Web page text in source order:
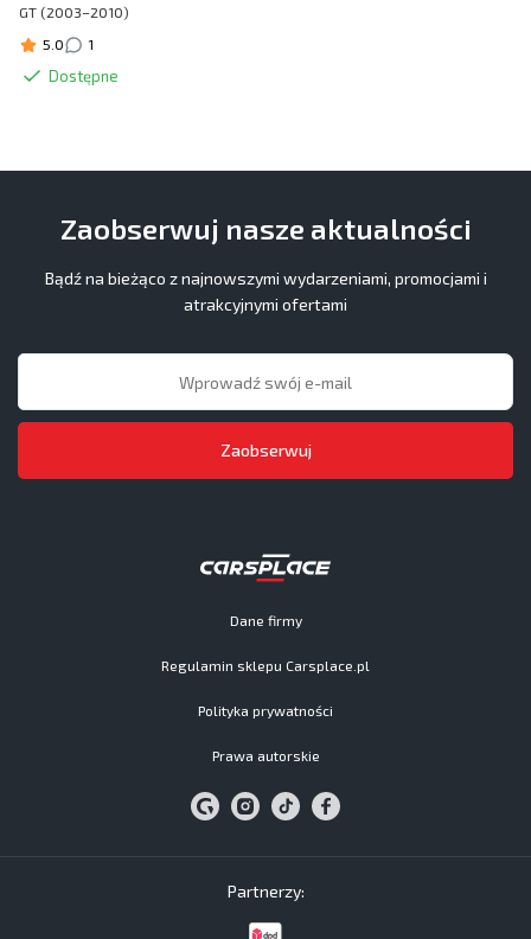
GT (2003–2010)
5.0
1
Dostępne
Dane firmy
Regulamin sklepu Carsplace.pl
Polityka prywatności
Prawa autorskie
Zaobserwuj nasze aktualności
Bądź na bieżąco z najnowszymi wydarzeniami, promocjami i
atrakcyjnymi ofertami
Zaobserwuj
Partnerzy: